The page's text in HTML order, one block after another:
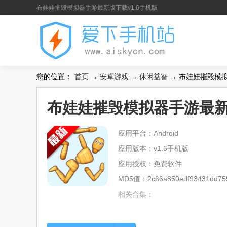
布娃娃摧毁模拟器手游最新版下载v1.6手机版
您的位置： 首页 → 安卓游戏 → 休闲益智 → 布娃娃摧毁模
布娃娃摧毁模拟器手游最
应用平台：Android
应用版本：v1.6手机版
应用授权：免费软件
MD5值：
相关合集：